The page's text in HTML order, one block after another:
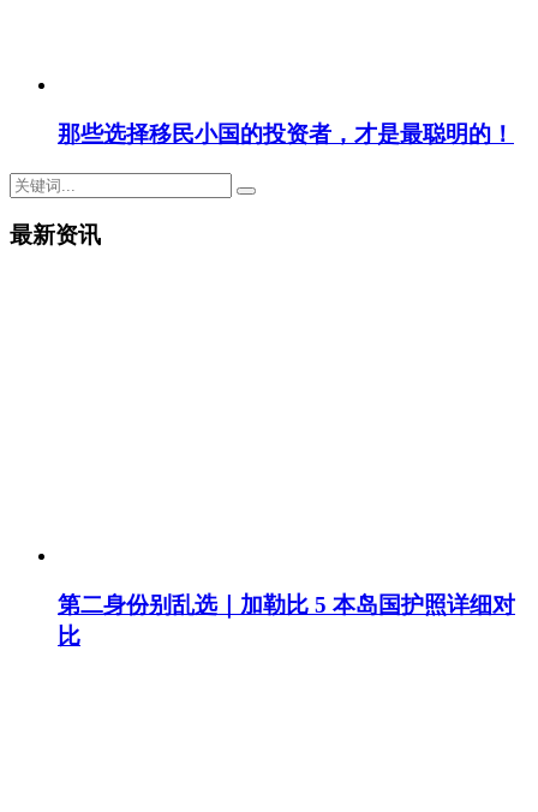
那些选择移民小国的投资者，才是最聪明的！
最新资讯
第二身份别乱选｜加勒比 5 本岛国护照详细对
比